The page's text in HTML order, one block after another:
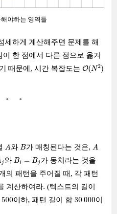
야하는 영역들
세하게 계산해주면 문제를 해
한 점에서 다른 점으로 옮겨
때문에, 시간 복잡도는 O( N2)
O(N2)
A
A와 B
B가 매칭된다는 것은, A
A
j와 Bi = Bj
Bi
가 동치라는 것을
의 패턴을 주어질 때, 각 패턴
계산하여라. (텍스트의 길이
500
500이하, 패턴 길이 합30 000
30 000 이